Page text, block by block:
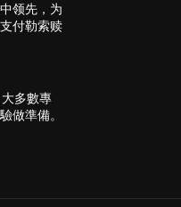
领先，为
付勒索赎
多數專
做準備。